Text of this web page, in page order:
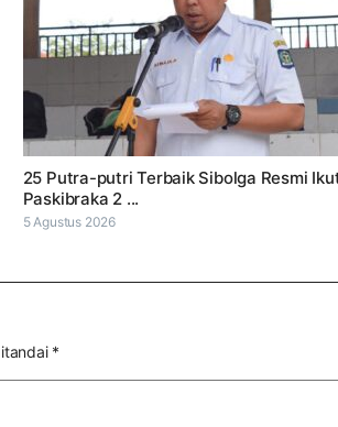
25 Putra-putri Terbaik Sibolga Resmi
Paskibraka 2 ...
5 Agustus 2026
*